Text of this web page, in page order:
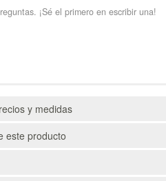
¡Sé el primero en escribir una!
y medidas
este producto